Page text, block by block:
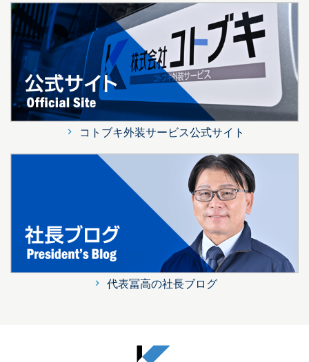
コトブキ外装サービス公式サイト
代表冨高の社長ブログ